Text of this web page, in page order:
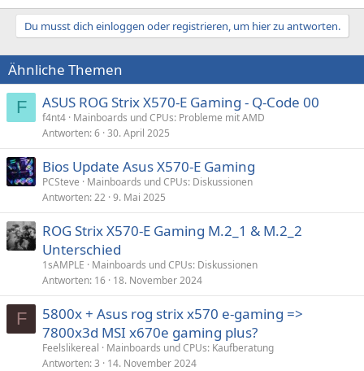
Du musst dich einloggen oder registrieren, um hier zu antworten.
Ähnliche Themen
F ASUS ROG Strix X570-E Gaming - Q-Code 00
f4nt4 Mainboards und CPUs: Probleme mit AMD
Antworten 6 30. April 2025
Bios Update Asus X570-E Gaming
PCSteve
Mainboards und CPUs: Diskussionen
Antworten 22 9. Mai 2025
ROG Strix X570-E Gaming M.2_1 & M.2_2
Unterschied
1sAMPLE
Mainboards und CPUs: Diskussionen
Antworten 16 18. November 2024
F
5800x + Asus rog strix x570 e-gaming =>
7800x3d MSI x670e gaming plus?
Feelslikereal
Mainboards und CPUs: Kaufberatung
Antworten 3 14. November 2024